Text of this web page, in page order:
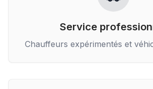
Service
Chauffeurs expérimentés et